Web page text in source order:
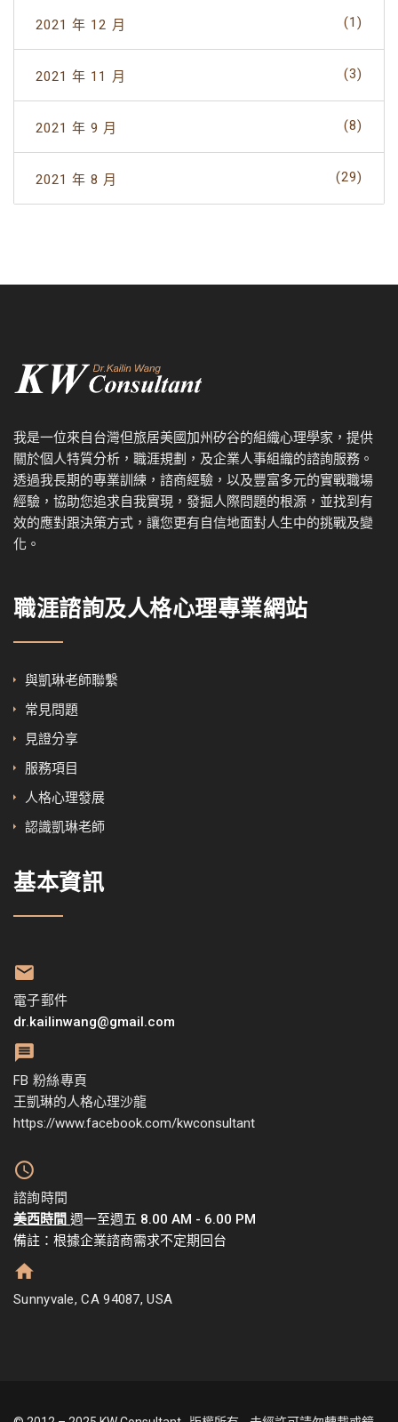
2021 年 12 月 (1)
2021 年 11 月 (3)
2021 年 9 月 (8)
2021 年 8 月 (29)
我是一位來自台灣但旅居美國加州矽谷的組織心理學家，提供
關於個人特質分析，職涯規劃，及企業人事組織的諮詢服務。
透過我長期的專業訓練，諮商經驗，以及豐富多元的實戰職場
經驗，協助您追求自我實現，發掘人際問題的根源，並找到有
效的應對跟決策方式，讓您更有自信地面對人生中的挑戰及變
化。
職涯諮詢及人格心理專業網站
與凱琳老師聯繫
常見問題
見證分享
服務項目
人格心理發展
認識凱琳老師
基本資訊
電子郵件
dr.kailinwang@gmail.com
FB 粉絲專頁
王凱琳的人格心理沙龍
https://www.facebook.com/kwconsultant
諮詢時間
美西時間 週一至週五 8.00 AM - 6.00 PM
備註：根據企業諮商需求不定期回台
Sunnyvale, CA 94087, USA